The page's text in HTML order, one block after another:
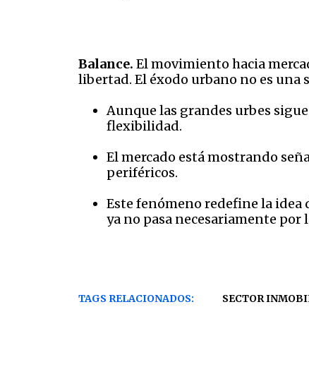
Balance. El movimiento hacia
libertad. El éxodo urbano no es una
Aunque las grandes urbes
flexibilidad.
El mercado está mostrando
periféricos.
Este fenómeno redefine la idea
ya no pasa necesariamente por
TAGS RELACIONADOS: SECTOR